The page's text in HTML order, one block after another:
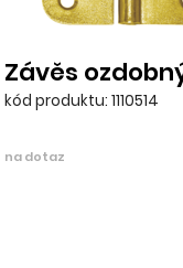
Závěs
kód produktu: 1110514
na dotaz